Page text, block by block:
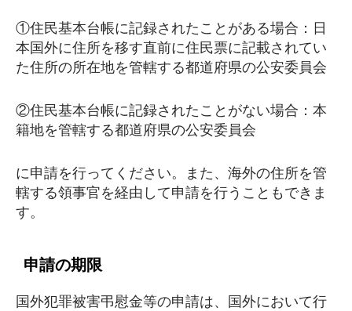
①住民基本台帳に記録されたことがある場合：日
本国外に住所を移す直前に住民票に記載されてい
た住所の所在地を管轄する都道府県の公安委員会
②住民基本台帳に記録されたことがない場合：本
籍地を管轄する都道府県の公安委員会
に申請を行ってください。また、海外の住所を管
轄する領事官を経由して申請を行うこともできま
す。
申請の期限
国外犯罪被害弔慰金等の申請は、国外において行